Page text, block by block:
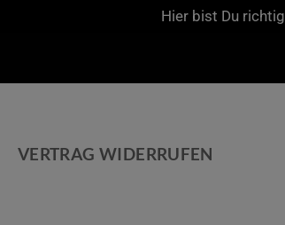
Hier bist Du richtig
VERTRAG WIDERRUFEN